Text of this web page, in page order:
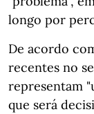
longo por
De acordo
recentes no
representam
que será